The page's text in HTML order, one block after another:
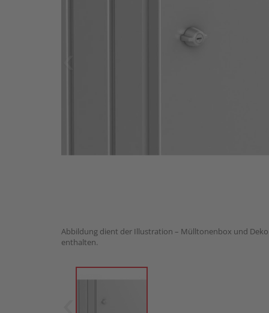
Abbildung dient der Illustration – Mülltonenbox und
enthalten.